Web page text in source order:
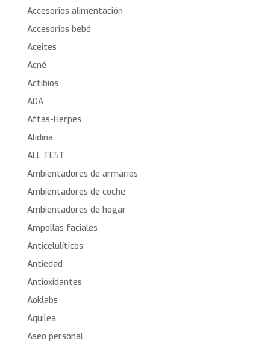
Accesorios alimentación
Accesorios bebé
Aceites
Acné
Actibios
ADA
Aftas-Herpes
Alidina
ALL TEST
Ambientadores de armarios
Ambientadores de coche
Ambientadores de hogar
Ampollas faciales
Anticelulíticos
Antiedad
Antioxidantes
Aoklabs
Aquilea
Aseo personal